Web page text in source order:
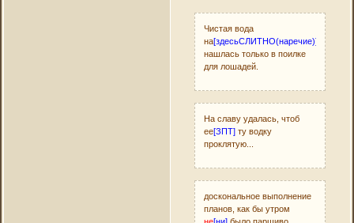
Чистая вода
на[здесьСЛИТНО(наречие)]
утро
нашлась только в поилке
для лошадей.
На славу удалась, чтоб
ее[ЗПТ] ту водку
проклятую...
доскональное выполнение
планов, как бы утром